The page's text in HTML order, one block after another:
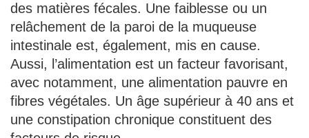
des matières fécales. Une faiblesse ou un
relâchement de la paroi de la muqueuse
intestinale est, également, mis en cause.
Aussi, l’alimentation est un facteur favorisant,
avec notamment, une alimentation pauvre en
fibres végétales. Un âge supérieur à 40 ans et
une constipation chronique constituent des